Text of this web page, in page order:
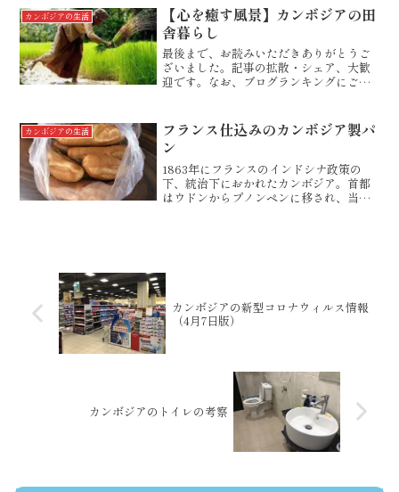
ウ、クマウ」（ホットコーヒー、ブラッ
クで）店主「ドッコ...
カンボジアの生活
【心を癒す風景】カンボジアの田
舎暮らし
最後まで、お読みいただきありがとうご
ざいました。記事の拡散・シェア、大歓
迎です。なお、ブログランキングにご協
ちへの支援につながります。にほんブロ
グ村今日もあなたに素晴ら...
カンボジアの生活
フランス仕込みのカンボジア製パ
ン
1863年にフランスのインドシナ政策の
下、統治下におかれたカンボジア。首都
はウドンからプノンペンに移され、当時
カンボジアの新型コロナウィルス情報
（4月7日版）
カンボジアのトイレの考察